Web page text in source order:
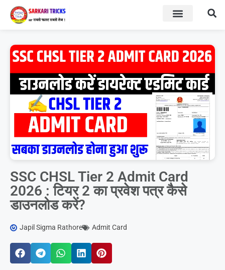
SSC CHSL Tier 2 Admit Card
2026 : टियर 2 का प्रवेश पत्र कैसे
डाउनलोड करें?
Japil Sigma Rathore Admit Card